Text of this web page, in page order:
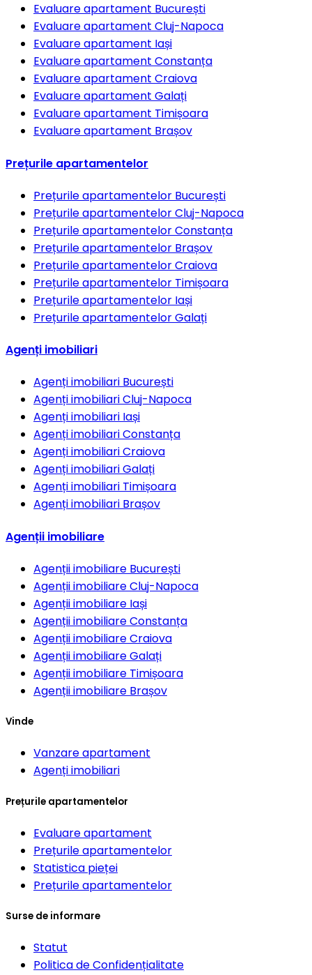
Evaluare apartament București
Evaluare apartament Cluj-Napoca
Evaluare apartament Iași
Evaluare apartament Constanța
Evaluare apartament Craiova
Evaluare apartament Galați
Evaluare apartament Timișoara
Evaluare apartament Brașov
Prețurile apartamentelor
Prețurile apartamentelor București
Prețurile apartamentelorCluj-Napoca
Prețurile apartamentelorConstanța
Prețurile apartamentelor Brașov
Prețurile apartamentelorCraiova
Prețurile apartamentelor Timișoara
Prețurile apartamentelor Iași
Prețurile apartamentelorGalați
Agenți imobiliari
Agenți imobiliari București
Agenți imobiliariCluj-Napoca
Agenți imobiliari Iași
Agenți imobiliariConstanța
Agenți imobiliariCraiova
Agenți imobiliariGalați
Agenți imobiliari Timișoara
Agenți imobiliari Brașov
Agenții imobiliare
Agenții imobiliare București
Agenții imobiliareCluj-Napoca
Agenții imobiliare Iași
Agenții imobiliareConstanța
Agenții imobiliareCraiova
Agenții imobiliareGalați
Agenții imobiliare Timișoara
Agenții imobiliare Brașov
Vinde
Vanzare apartament
Agenți imobiliari
Prețurile apartamentelor
Evaluare apartament
Prețurile apartamentelor
Statistica pieței
Prețurile apartamentelor
Surse de informare
Statut
Politica de Confidențialitate